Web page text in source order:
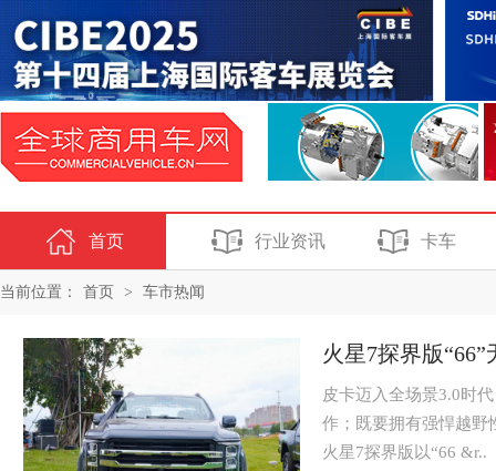
首页 行业资讯 卡车
当前位置： 首页 > 车市热闻
火星7探界版
皮卡迈入全场景3.0时
作；既要拥有强悍越野
火星7探界版以“66 &r..